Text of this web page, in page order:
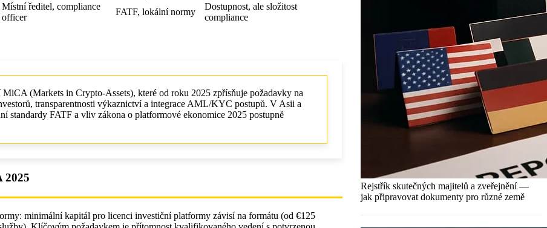
Místní ředitel, compliance
officer
FATF, lokální normy
Dostupnost, ale složitost
compliance
(Markets in Crypto-Assets), které od roku 2025 zpřísňuje požadavky na
transparentnosti výkaznictví a integrace AML/KYC postupů. V Asii a
standardy FATF a vliv zákona o platformové ekonomice 2025 postupně
2025
minimální kapitál pro licenci investiční platformy závisí na formátu (od €125
Rejstřík skutečných majitelů a zveřejnění —
jak připravovat dokumenty pro různé země